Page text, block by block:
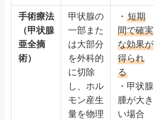
手術療法
（甲状腺
亜全摘
術）
甲状腺の
一部また
は大部分
を外科的
に切除
し、ホル
モン産生
量を物理
・ 短期
間で確実
な効果が
得られ
る
・甲状腺
腫が大き
い場合